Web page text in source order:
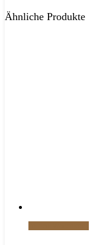
Ähnliche Produkte